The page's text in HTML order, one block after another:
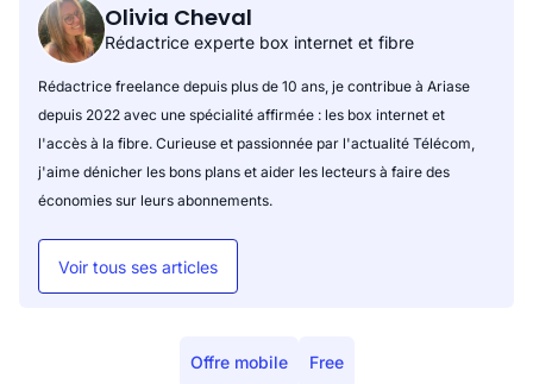
Olivia Cheval
Rédactrice experte box internet et fibre
Rédactrice freelance depuis plus de 10 ans, je contribue à Ariase
depuis 2022 avec une spécialité affirmée : les box internet et
l'accès à la fibre. Curieuse et passionnée par l'actualité Télécom,
j'aime dénicher les bons plans et aider les lecteurs à faire des
économies sur leurs abonnements.
Voir tous ses articles
Offre mobile Free